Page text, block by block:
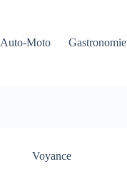
Auto-Moto Gastronomie
Voyance